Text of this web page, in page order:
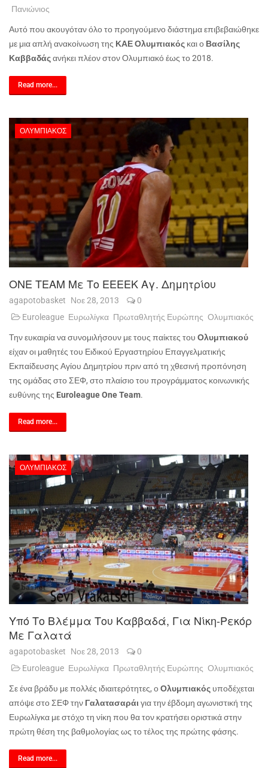
Πανιώνιος
Αυτό που ακουγόταν όλο το προηγούμενο διάστημα επιβεβαιώθηκε
με μια απλή ανακοίνωση της ΚΑΕ Ολυμπιακός και ο Βασίλης
Καββαδάςανήκει πλέον στον Ολυμπιακό έως το 2018.
Read more...
ΟΛΥΜΠΙΑΚΌΣ
ONE TEAM Με Το ΕΕΕΕΚ Αγ. Δημητρίου
agapotobasket Νοε 28, 2013
0
Euroleague Ευρωλίγκα Πρωταθλητής Ευρώπης Ολυμπιακός
Την ευκαιρία να συνομιλήσουν με τους παίκτες του Ολυμπιακού
είχαν οι μαθητές του Ειδικού Εργαστηρίου Επαγγελματικής
Εκπαίδευσης Αγίου Δημητρίου πριν από τη χθεσινή προπόνηση
της ομάδας στο ΣΕΦ, στο πλαίσιο του προγράμματος κοινωνικής
ευθύνης της Euroleague One Team.
Read more...
ΟΛΥΜΠΙΑΚΌΣ
Υπό Το Βλέμμα Του Καββαδά, Για Νίκη-Ρεκόρ
Με Γαλατά
agapotobasket Νοε 28, 2013
0
Euroleague Ευρωλίγκα Πρωταθλητής Ευρώπης Ολυμπιακός
Σε ένα βράδυ με πολλές ιδιαιτερότητες, οΟλυμπιακός υποδέχεται
απόψε στο ΣΕΦ την Γαλατασαράι για την έβδομη αγωνιστική της
Ευρωλίγκα με στόχο τη νίκη που θα τον κρατήσει οριστικά στην
πρώτη θέση της βαθμολογίας ως το τέλος της πρώτης φάσης.
Read more...